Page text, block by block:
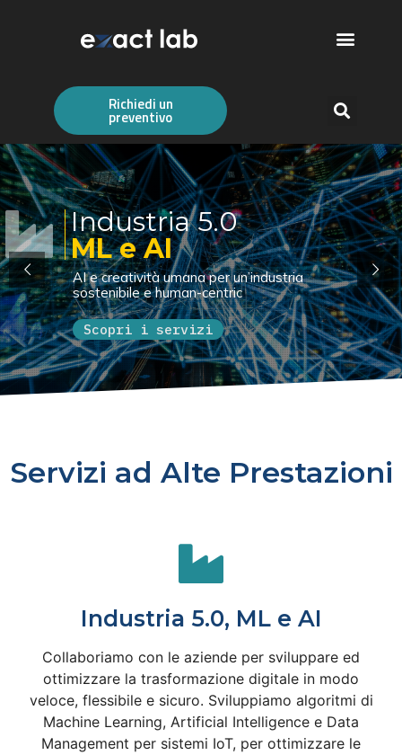
Richiedi un
preventivo
Industria 5.0
ML e AI
AI e creatività umana per un’industria
sostenibile e human-centric
Scopri i servizi
Servizi ad Alte Prestazioni
Industria 5.0, ML e AI
Collaboriamo con le aziende per sviluppare ed
ottimizzare la trasformazione digitale in modo
veloce, flessibile e sicuro. Sviluppiamo algoritmi di
Machine Learning, Artificial Intelligence e Data
Management per sistemi IoT, per ottimizzare le